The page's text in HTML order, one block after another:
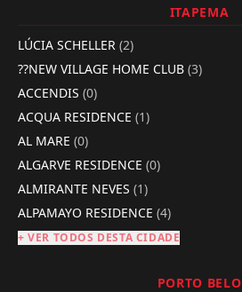
ITAPEMA
LÚCIA SCHELLER (2)
??NEW VILLAGE HOME CLUB (3)
ACCENDIS (0)
ACQUA RESIDENCE (1)
AL MARE (0)
ALGARVE RESIDENCE (0)
ALMIRANTE NEVES (1)
ALPAMAYO RESIDENCE (4)
+ VER TODOS DESTA CIDADE
PORTO BELO